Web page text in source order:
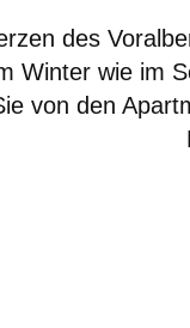
des
Winter wie im
von den